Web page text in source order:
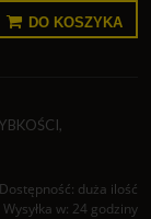
DO KOSZYKA
Dostępność: duża ilość
Wysyłka w: 24 godziny